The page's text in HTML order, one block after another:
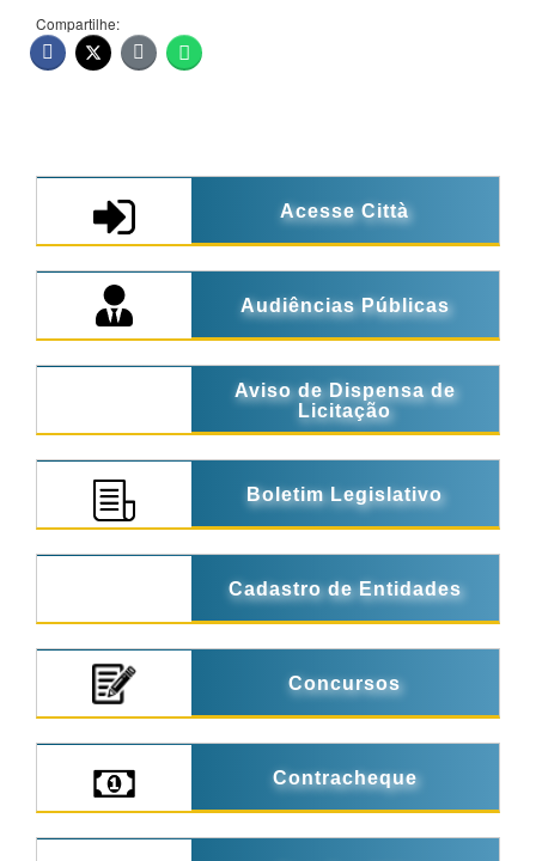
Compartilhe:
Acesse Città
Audiências Públicas
Aviso de Dispensa de
Licitação
Boletim Legislativo
Cadastro de Entidades
Concursos
Contracheque